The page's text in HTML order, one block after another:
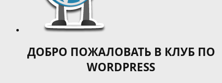
ДОБРО ПОЖАЛОВАТЬ В КЛУБ ПО
WORDPRESS